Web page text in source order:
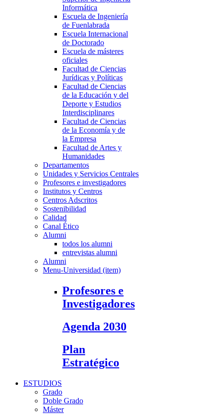
Informática
Escuela de Ingeniería
de Fuenlabrada
Escuela Internacional
de Doctorado
Escuela de másteres
oficiales
Facultad de Ciencias
Jurídicas y Políticas
Facultad de Ciencias
de la Educación y del
Deporte y Estudios
Interdisciplinares
Facultad de Ciencias
de la Economía y de
la Empresa
Facultad de Artes y
Humanidades
Departamentos
Unidades y Servicios Centrales
Profesores e investigadores
Institutos y Centros
Centros Adscritos
Sostenibilidad
Calidad
Canal Ético
Alumni
todos los alumni
entrevistas alumni
Alumni
Menu-Universidad (item)
Profesores e
Investigadores
Agenda 2030
Plan
Estratégico
ESTUDIOS
Grado
Doble Grado
Máster